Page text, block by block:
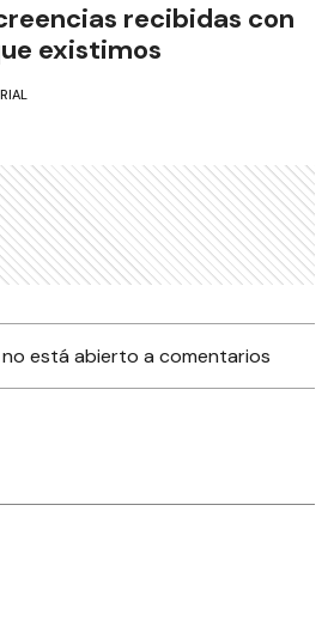
recibidas con
existimos
está abierto a comentarios